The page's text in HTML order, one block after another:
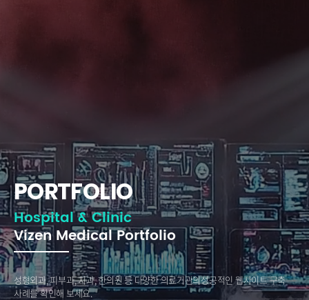
PORTFOLIO
Hospital & Clinic
Vizen Medical Portfolio
성형외과, 피부과, 치과, 한의원 등 다양한 의료기관의성공적인 웹사이트 구축
사례를 확인해 보세요.